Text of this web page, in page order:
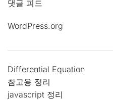
댓글 피드
WordPress.org
Differential Equation
참고용 정리
javascript 정리